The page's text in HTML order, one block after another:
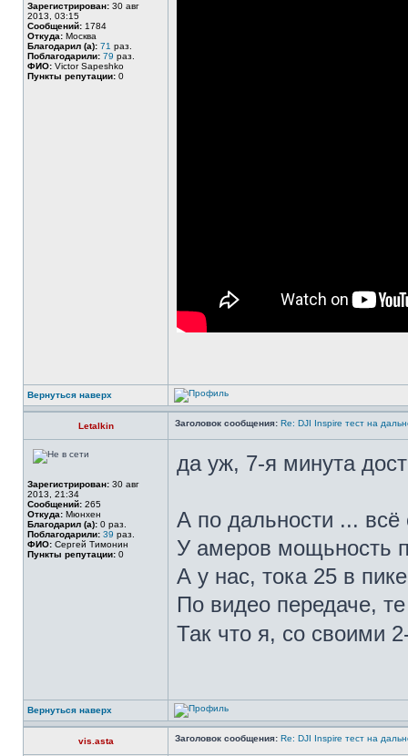
Зарегистрирован: 30 авг
2013, 03:15
Сообщений: 1784
Откуда: Москва
Благодарил (а): 71 раз.
Поблагодарили: 79 раз.
ФИО: Victor Sapeshko
Пункты репутации: 0
Вернуться наверх
Letalkin Заголовок сообщения: Re: DJI Inspire тест на
Зарегистрирован: 30 авг
2013, 21:34
Сообщений: 265
Откуда: Мюнхен
Благодарил (а): 0 раз.
Поблагодарили: 39 раз.
ФИО: Сергей Тимонин
Пункты репутации: 0
да уж, 7-я минута
А по дальности ... всё
У амеров мощьность
А у нас, тока 25 в
По видео передаче,
Так что я, со своими
Вернуться наверх
vis.asta Заголовок сообщения: Re: DJI Inspire тест на